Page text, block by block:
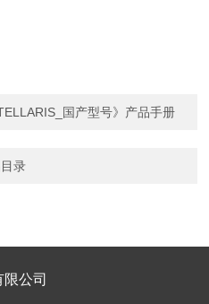
国产型号》产品手册
录
公司